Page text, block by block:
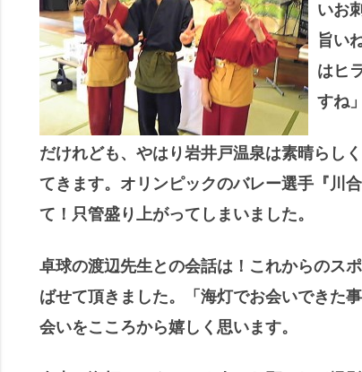
いお
旨い
はヒ
すね
だけれども、やはり岩井戸温泉は素晴らし
てきます。オリンピックのバレー選手『川
て！只管盛り上がってしまいました。
卓球の渡辺先生との会話は！これからのス
ばせて頂きました。「海灯でお会いできた
会いをこころから嬉しく思います。